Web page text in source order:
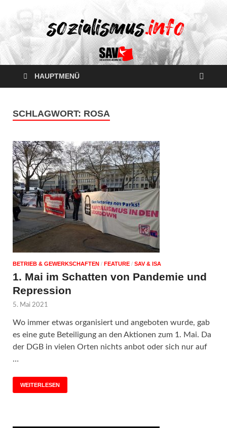
HAUPTMENÜ
SCHLAGWORT: ROSA
BETRIEB & GEWERKSCHAFTEN / FEATURE / SAV & ISA
1. Mai im Schatten von Pandemie und
Repression
5. Mai 2021
Wo immer etwas organisiert und angeboten wurde, gab
es eine gute Beteiligung an den Aktionen zum 1. Mai. Da
der DGB in vielen Orten nichts anbot oder sich nur auf
…
WEITERLESEN